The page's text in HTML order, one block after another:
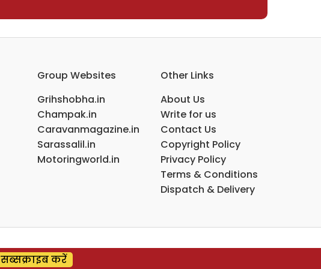
Group Websites
Grihshobha.in
Champak.in
Caravanmagazine.in
Sarassalil.in
Motoringworld.in
Other Links
About Us
Write for us
Contact Us
Copyright Policy
Privacy Policy
Terms & Conditions
Dispatch & Delivery
सब्सक्राइब करें